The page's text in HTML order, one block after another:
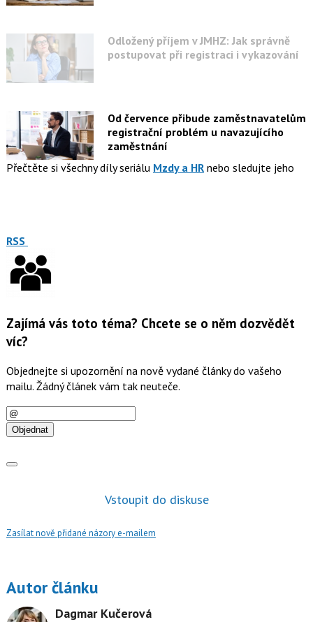
Odložený příjem v JMHZ: Jak správně
postupovat při registraci i vykazování
Od července přibude zaměstnavatelům
registrační problém u navazujícího
zaměstnání
Přečtěte si všechny díly seriálu Mzdy a HRnebo sledujte jeho
RSS
Zajímá vás toto téma? Chcete se o něm dozvědět
víc?
Objednejte si upozornění na nově vydané články do vašeho
mailu. Žádný článek vám tak neuteče.
E-
mail
Objednat
Vstoupit do diskuse
Zasílat nově přidané názory e-mailem
Autor článku
Dagmar Kučerová